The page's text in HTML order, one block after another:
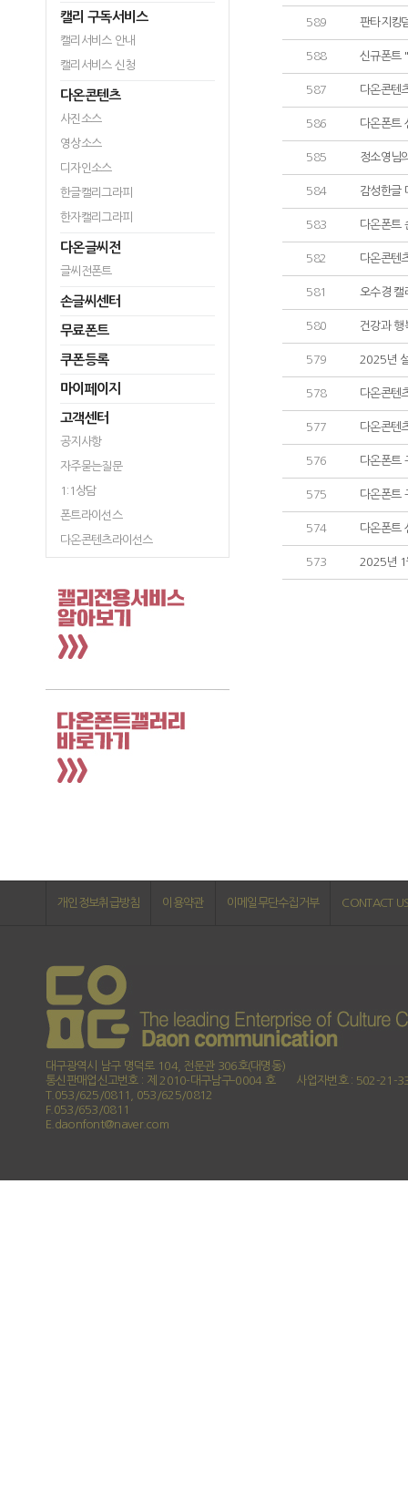
캘리 구독서비스
캘리서비스 안내
캘리서비스 신청
다온콘텐츠
사진소스
영상소스
디자인소스
한글캘리그라피
한자캘리그라피
다온글씨전
글씨전폰트
손글씨센터
무료폰트
쿠폰등록
마이페이지
고객센터
공지사항
자주묻는질문
1:1상담
폰트라이선스
다온콘텐츠라이선스
589 판타지킹
588 신규폰트
587 다온콘텐
586 다온폰트
585 정소영님
584 감성한글
583 다온폰트
582 다온콘텐
581 오수경 캘
580 건강과 행
579 2025년
578 다온콘텐
577 다온콘텐
576 다온폰트
575 다온폰트
574 다온폰트
573 2025년 1
개인정보취급방침 이용약관 이메일무단수집거부 CONTACT
대구광역시 남구 명덕로 104, 전문관 306호(대명동)
통신판매업신고번호 : 제 2010-대구남구-0004 호
사업자번호 : 502-21-
T.053/625/0811, 053/625/0812
F.053/653/0811
E.daonfont@naver.com